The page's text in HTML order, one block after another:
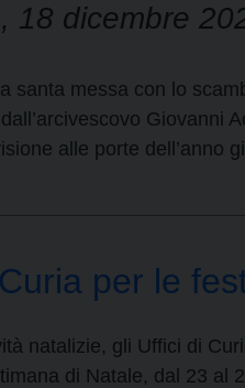
18 dicembre
santa messa con lo
alle porte dell’anno
per le
natalizie, gli Uffici di
di Natale, dal 23